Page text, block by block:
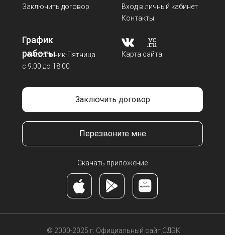
Заключить договор
Перезвоните мне
© 2000-2025 г. Официальный сайт СДЭК
Понедельник-Пятница
Заключить договор Вход в личный кабинет
Карта сайта
Контакты
График
работы
Скачать приложение
с 9:00 до 18:00